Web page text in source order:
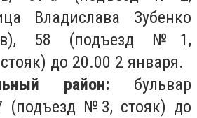
Владислава Зубенко
58 (подъезд №1,
до 20.00 2 января.
район: бульвар
(подъезд №3, стояк) до